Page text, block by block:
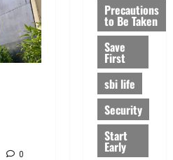
0
Precautions
to Be Taken
Save
First
sbi life
Security
Start
Early